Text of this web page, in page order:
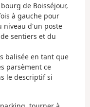
de Boisséjour,
à gauche pour
niveau d'un poste
sentiers et du
balisée en tant que
parsèment ce
le descriptif si